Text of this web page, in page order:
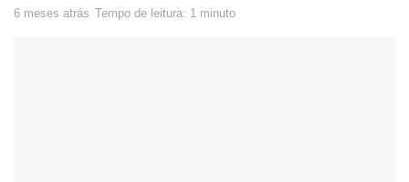
6 meses atrás Tempo de leitura: 1 minuto